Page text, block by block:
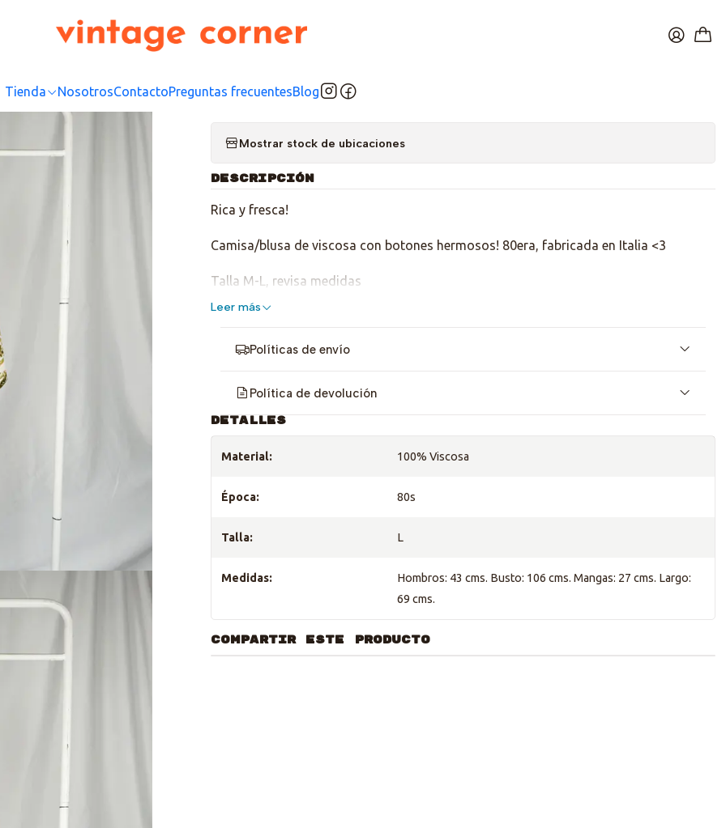
Tienda NosotrosContactoPreguntas frecuentesBlog
Hawaiian Song
Mostrar stock de ubicaciones
DESCRIPCIÓN
Rica y fresca!
Camisa/blusa de viscosa con botones hermosos! 80era, fabricada en Italia <3
Talla M-L, revisa medidas
Leer más
Políticas de envío
Política de devolución
DETALLES
Material: 100% Viscosa
Época: 80s
Talla: L
Medidas:
Hombros: 43 cms. Busto: 106 cms. Mangas: 27 cms. Largo:
69 cms.
COMPARTIR ESTE PRODUCTO